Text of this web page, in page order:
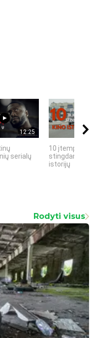
12:25
serialų
10 įtemptų,
stingdančių
istorijų
Rodyti visus